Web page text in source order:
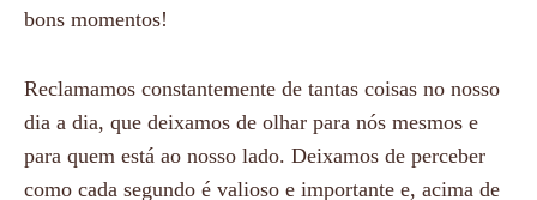
bons momentos!
Reclamamos constantemente de tantas coisas no nosso
dia a dia, que deixamos de olhar para nós mesmos e
para quem está ao nosso lado. Deixamos de perceber
como cada segundo é valioso e importante e, acima de